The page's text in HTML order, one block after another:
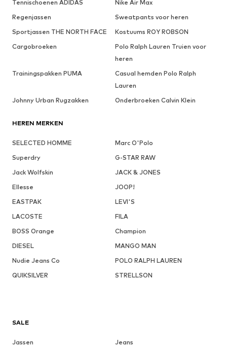
Tennischoenen ADIDAS
Nike Air Max
Regenjassen
Sweatpants voor heren
Sportjassen THE NORTH FACE
Kostuums ROY ROBSON
Cargobroeken
Polo Ralph Lauren Truien voor
heren
Trainingspakken PUMA
Casual hemden Polo Ralph
Lauren
Johnny Urban Rugzakken
Onderbroeken Calvin Klein
HEREN MERKEN
SELECTED HOMME
Marc O'Polo
Superdry
G-STAR RAW
Jack Wolfskin
JACK & JONES
Ellesse
JOOP!
EASTPAK
LEVI'S
LACOSTE
FILA
BOSS Orange
Champion
DIESEL
MANGO MAN
Nudie Jeans Co
POLO RALPH LAUREN
QUIKSILVER
STRELLSON
SALE
Jassen
Jeans